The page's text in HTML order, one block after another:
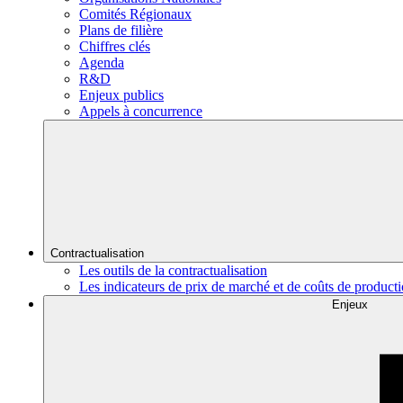
Comités Régionaux
Plans de filière
Chiffres clés
Agenda
R&D
Enjeux publics
Appels à concurrence
Contractualisation
Les outils de la contractualisation
Les indicateurs de prix de marché et de coûts de
Enjeux